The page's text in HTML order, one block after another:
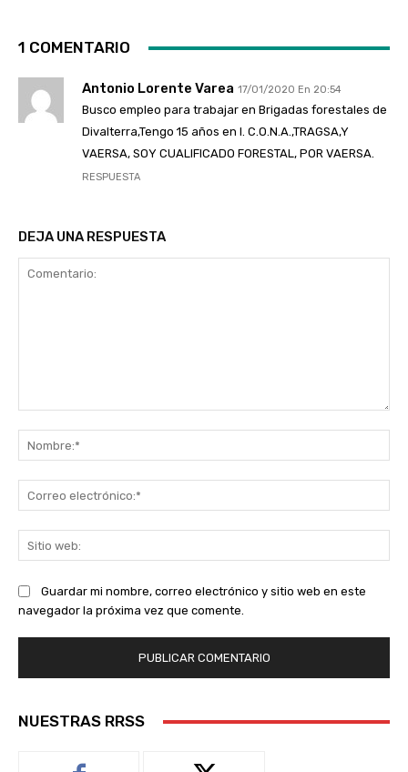
1 COMENTARIO
Antonio Lorente Varea 17/01/2020 En 20:54
Busco empleo para trabajar en Brigadas forestales de
Divalterra,Tengo 15 años en I. C.O.N.A.,TRAGSA,Y
VAERSA, SOY CUALIFICADO FORESTAL, POR VAERSA.
RESPUESTA
DEJA UNA RESPUESTA
Guardar mi nombre, correo electrónico y sitio web en este
navegador la próxima vez que comente.
NUESTRAS RRSS